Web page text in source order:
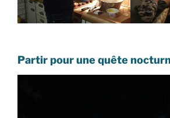
Partir pour une quête